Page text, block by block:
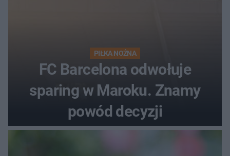
PIŁKA NOŻNA
FC Barcelona odwołuje
sparing w Maroku. Znamy
powód decyzji